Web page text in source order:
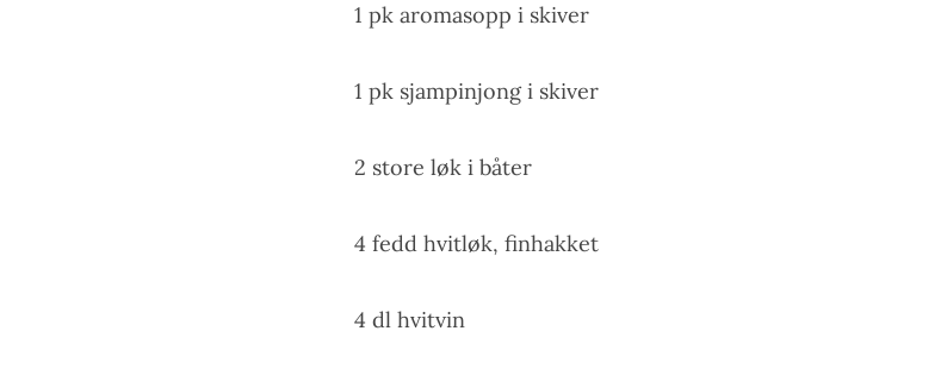
1 pk aromasopp i skiver
1 pk sjampinjong i skiver
2 store løk i båter
4 fedd hvitløk, finhakket
4 dl hvitvin